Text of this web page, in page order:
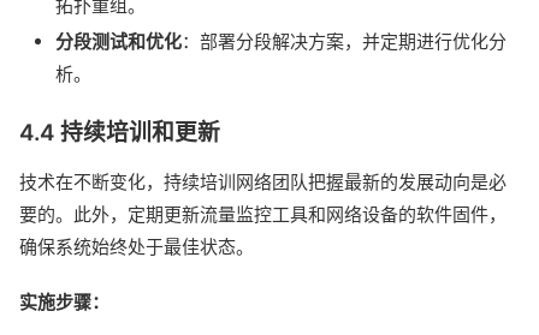
拓扑重组。
分段测试和优化：部署分段解决方案，并定期进行优化分
析。
4.4 持续培训和更新
技术在不断变化，持续培训网络团队把握最新的发展动向是必
要的。此外，定期更新流量监控工具和网络设备的软件固件，
确保系统始终处于最佳状态。
实施步骤：